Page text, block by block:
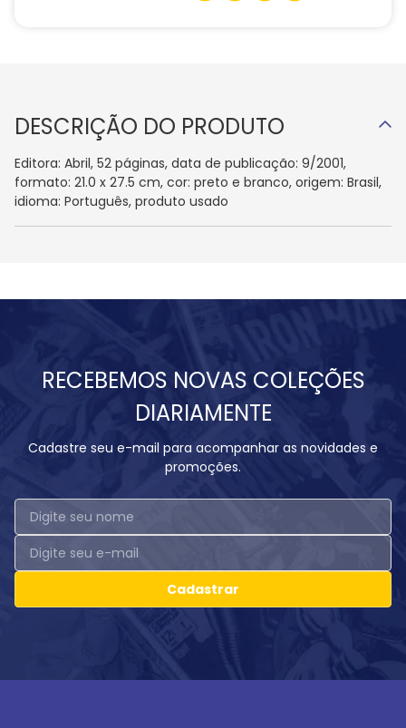
DESCRIÇÃO DO PRODUTO
Editora: Abril, 52 páginas, data de publicação: 9/2001,
formato: 21.0 x 27.5 cm, cor: preto e branco, origem: Brasil,
idioma: Português, produto usado
RECEBEMOS NOVAS COLEÇÕES
DIARIAMENTE
Cadastre seu e-mail para acompanhar as novidades e
promoções.
Cadastrar